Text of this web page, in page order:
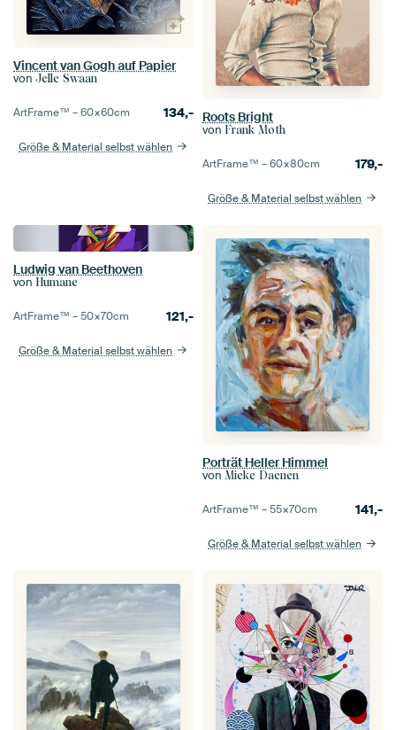
Vincent van Gogh auf Papier
von Jelle Swaan
ArtFrame™ –60×60cm 134,-
Größe & Material selbst wählen
Roots Bright
von Frank Moth
ArtFrame™ –60×80cm 179,-
Größe & Material selbst wählen
Ludwig van Beethoven
von Humane
ArtFrame™ –50×70cm 121,-
Größe & Material selbst wählen
Porträt Heller Himmel
von Mieke Daenen
ArtFrame™ –55×70cm 141,-
Größe & Material selbst wählen